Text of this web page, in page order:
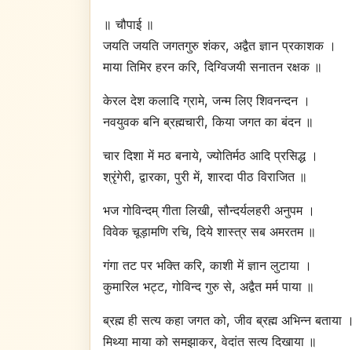
॥ चौपाई ॥
जयति जयति जगतगुरु शंकर, अद्वैत ज्ञान प्रकाशक ।
माया तिमिर हरन करि, दिग्विजयी सनातन रक्षक ॥
केरल देश कलादि ग्रामे, जन्म लिए शिवनन्दन ।
नवयुवक बनि ब्रह्मचारी, किया जगत का बंदन ॥
चार दिशा में मठ बनाये, ज्योतिर्मठ आदि प्रसिद्ध ।
श्रृंगेरी, द्वारका, पुरी में, शारदा पीठ विराजित ॥
भज गोविन्दम् गीता लिखी, सौन्दर्यलहरी अनुपम ।
विवेक चूड़ामणि रचि, दिये शास्त्र सब अमरतम ॥
गंगा तट पर भक्ति करि, काशी में ज्ञान लुटाया ।
कुमारिल भट्ट, गोविन्द गुरु से, अद्वैत मर्म पाया ॥
ब्रह्म ही सत्य कहा जगत को, जीव ब्रह्म अभिन्न
मिथ्या माया को समझाकर, वेदांत सत्य दिखाया ॥